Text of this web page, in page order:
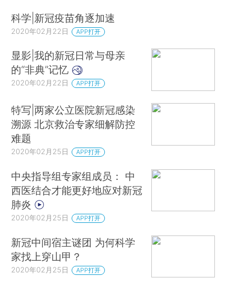
科学|新冠疫苗角逐加速
2020年02月22日 APP打开
显影|我的新冠日常与母亲
的“非典”记忆
2020年02月22日 APP打开
特写|两家公立医院新冠感染
溯源 北京救治专家细解防控
难题
2020年02月25日 APP打开
中央指导组专家组成员： 中
西医结合才能更好地应对新冠
肺炎
2020年02月25日 APP打开
新冠中间宿主谜团 为何科学
家找上穿山甲？
2020年02月25日 APP打开